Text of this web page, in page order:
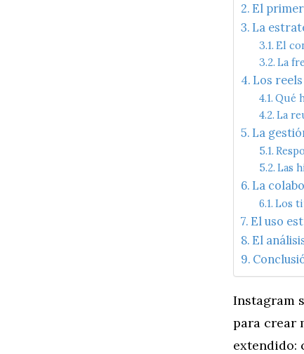
El
La
El
La
Los
Qué
La
La
Las
La
Los
El uso
El
Instagram
para crear
extendido: